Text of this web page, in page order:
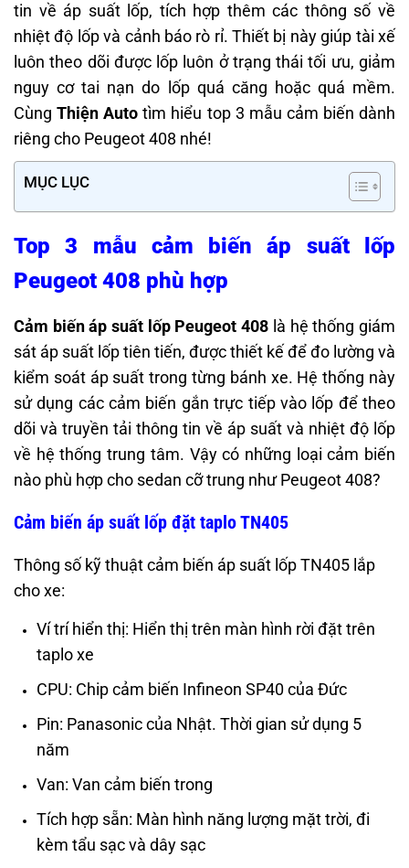
tin về áp suất lốp, tích hợp thêm các thông số về
nhiệt độ lốp và cảnh báo rò rỉ. Thiết bị này giúp tài xế
luôn theo dõi được lốp luôn ở trạng thái tối ưu, giảm
nguy cơ tai nạn do lốp quá căng hoặc quá mềm.
CùngThiện Autotìm hiểu top 3 mẫu cảm biến dành
riêng cho Peugeot 408 nhé!
MỤC LỤC
Top 3 mẫu cảm biến áp suất lốp
Peugeot 408 phù hợp
Cảm biến áp suất lốp Peugeot 408 là hệ thống giám
sát áp suất lốp tiên tiến, được thiết kế để đo lường và
kiểm soát áp suất trong từng bánh xe. Hệ thống này
sử dụng các cảm biến gắn trực tiếp vào lốp để theo
dõi và truyền tải thông tin về áp suất và nhiệt độ lốp
về hệ thống trung tâm. Vậy có những loại cảm biến
nào phù hợp cho sedan cỡ trung như Peugeot 408?
Cảm biến áp suất lốp đặt taplo TN405
Thông số kỹ thuật cảm biến áp suất lốp TN405 lắp
cho xe:
Ví trí hiển thị: Hiển thị trên màn hình rời đặt trên
taplo xe
CPU: Chip cảm biến Infineon SP40 của Đức
Pin: Panasonic của Nhật. Thời gian sử dụng 5
năm
Van: Van cảm biến trong
Tích hợp sẵn: Màn hình năng lượng mặt trời, đi
kèm tẩu sạc và dây sạc